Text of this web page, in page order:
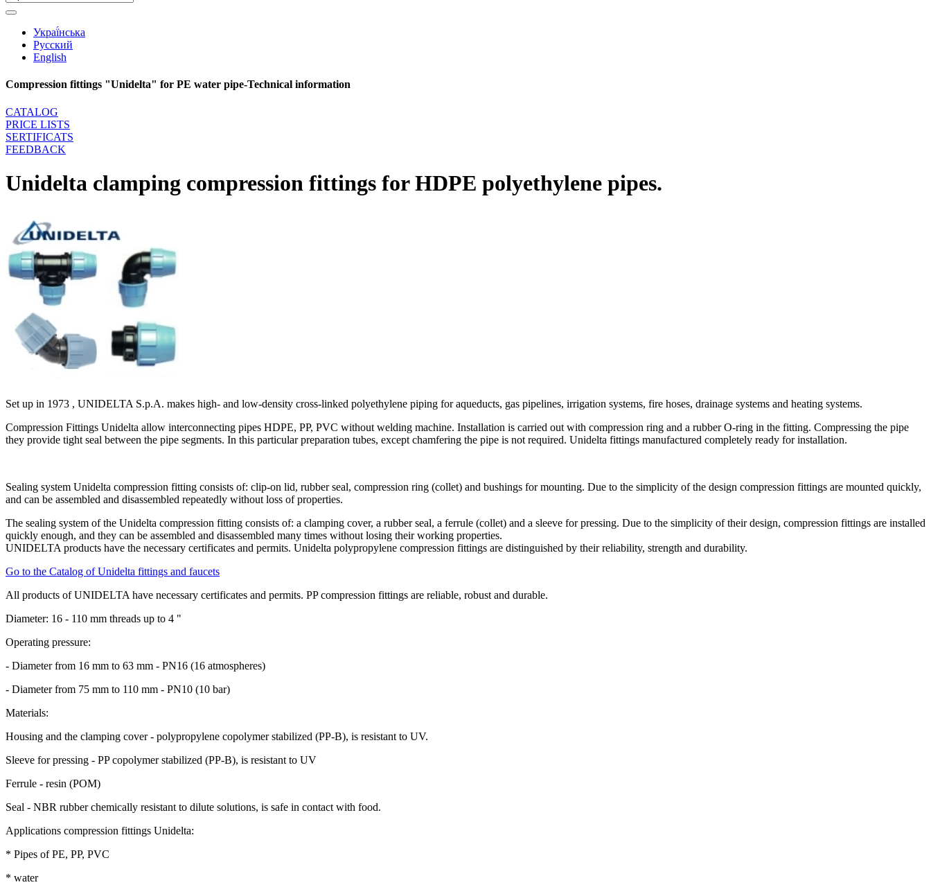
Украї́нська
Русский
English
Compression fittings "Unidelta" for PE water pipe-Technical information
CATALOG
PRICE LISTS
SERTIFICATS
FEEDBACK
Unidelta clamping compression fittings for HDPE polyethylene pipes.
Set up in 1973 , UNIDELTA S.p.A. makes high- and low-density cross-linked polyethylene piping for aqueducts, gas pipelines, irrigation systems, fire hoses, drainage systems and heating systems.
Compression Fittings Unidelta allow interconnecting pipes HDPE, PP, PVC without welding machine. Installation is carried out with compression ring and a rubber O-ring in the fitting. Compressing the pipe
they provide tight seal between the pipe segments. In this particular preparation tubes, except chamfering the pipe is not required. Unidelta fittings manufactured completely ready for installation.
Sealing system Unidelta compression fitting consists of: clip-on lid, rubber seal, compression ring (collet) and bushings for mounting. Due to the simplicity of the design compression fittings are mounted quickly,
and can be assembled and disassembled repeatedly without loss of properties.
The sealing system of the Unidelta compression fitting consists of: a clamping cover, a rubber seal, a ferrule (collet) and a sleeve for pressing. Due to the simplicity of their design, compression fittings are installed
quickly enough, and they can be assembled and disassembled many times without losing their working properties.
UNIDELTA products have the necessary certificates and permits. Unidelta polypropylene compression fittings are distinguished by their reliability, strength and durability.
Go to the Catalog of Unidelta fittings and faucets
All products of UNIDELTA have necessary certificates and permits. PP compression fittings are reliable, robust and durable.
Diameter: 16 - 110 mm threads up to 4 "
Operating pressure:
- Diameter from 16 mm to 63 mm - PN16 (16 atmospheres)
- Diameter from 75 mm to 110 mm - PN10 (10 bar)
Materials:
Housing and the clamping cover - polypropylene copolymer stabilized (PP-B), is resistant to UV.
Sleeve for pressing - PP copolymer stabilized (PP-B), is resistant to UV
Ferrule - resin (POM)
Seal - NBR rubber chemically resistant to dilute solutions, is safe in contact with food.
Applications compression fittings Unidelta:
* Pipes of PE, PP, PVC
* water